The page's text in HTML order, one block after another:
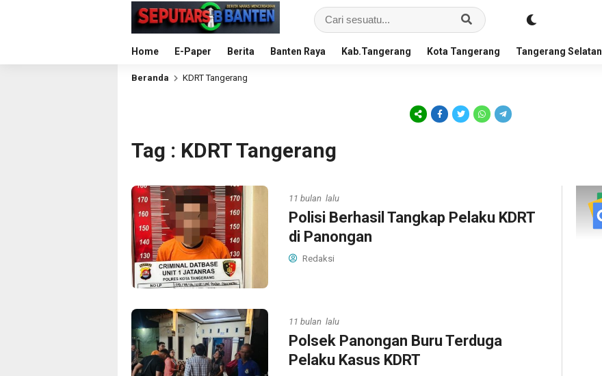
Home E-Paper Berita Banten Raya Kab.Tangerang Kota Tangerang Tangerang Selatan
Beranda KDRT Tangerang
Tag : KDRT Tangerang
11 bulan lalu
Polisi Berhasil Tangkap Pelaku KDRT
di Panongan
Redaksi
11 bulan lalu
Polsek Panongan Buru Terduga
Pelaku Kasus KDRT